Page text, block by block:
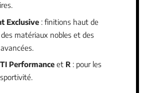
Exclusive : finitions haut de
matériaux nobles et des
Performance et R : pour les